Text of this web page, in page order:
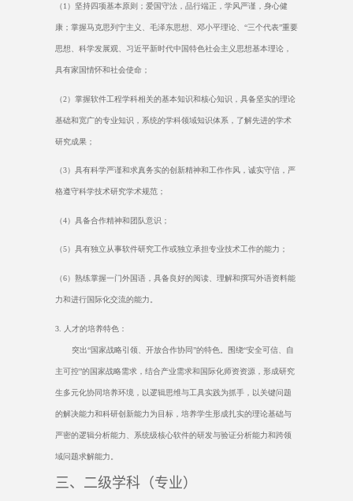
（1 ）坚持四项基本原则；爱国守法，品行端正，学风严谨，身心健
康；掌握马克思列宁主义、毛泽东思想、邓小平理论、“三个代表”重要
思想、科学发展观、习近平新时代中国特色社会主义思想基本理论，
具有家国情怀和社会使命；
（2）掌握软件工程学科相关的基本知识和核心知识，具备坚实的理论
基础和宽广的专业知识，系统的学科领域知识体系，了解先进的学术
研究成果；
（3）具有科学严谨和求真务实的创新精神和工作作风，诚实守信，严
格遵守科学技术研究学术规范；
（4）具备合作精神和团队意识；
（5）具有独立从事软件研究工作或独立承担专业技术工作的能力；
（6）熟练掌握一门外国语，具备良好的阅读、理解和撰写外语资料能
力和进行国际化交流的能力。
3. 人才的培养特色：
突出“国家战略引领、开放合作协同”的特色。围绕“安全可信、自
主可控”的国家战略需求，结合产业需求和国际化师资资源，形成研究
生多元化协同培养环境，以逻辑思维与工具实践为抓手，以关键问题
的解决能力和科研创新能力为目标，培养学生形成扎实的理论基础与
严密的逻辑分析能力、系统级核心软件的研发与验证分析能力和跨领
域问题求解能力。
三、二级学科（专业）